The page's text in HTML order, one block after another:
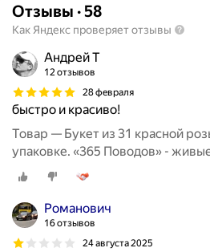
Отзывы ·58
Как Яндекс проверяет отзывы
Андрей Т
12 отзывов
28 февраля
быстро и красиво!
Товар — Букет из 31 красной
упаковке. «365 Поводов» -
Романович
16 отзывов
24 августа 2025